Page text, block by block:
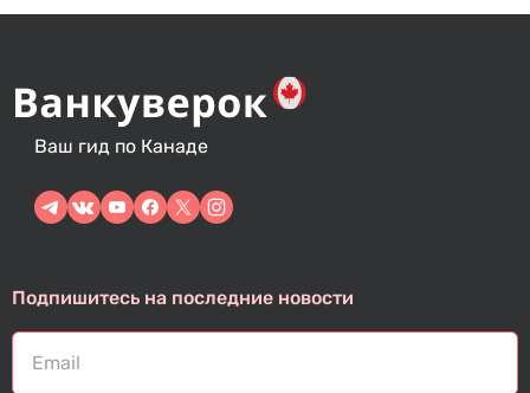
Ваш гид по Канаде
Подпишитесь на последние новости